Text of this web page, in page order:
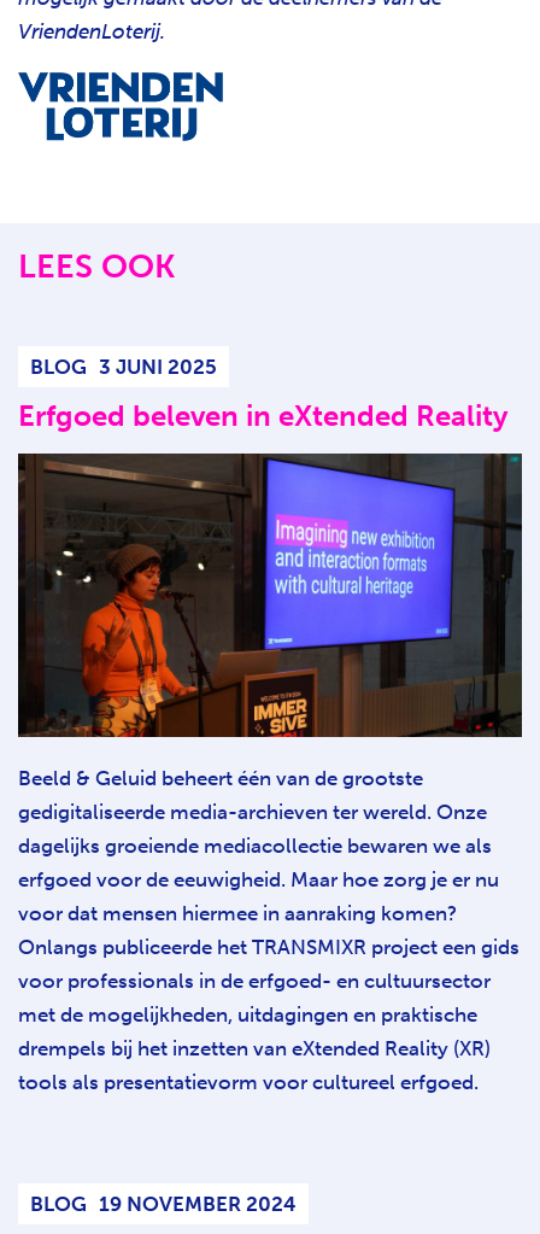
VriendenLoterij.
LEES OOK
BLOG 3 JUNI 2025
Erfgoed beleven in eXtended Reality
Beeld & Geluid beheert één van de grootste
gedigitaliseerde media-archieven ter wereld. Onze
dagelijks groeiende mediacollectie bewaren we als
erfgoed voor de eeuwigheid. Maar hoe zorg je er nu
voor dat mensen hiermee in aanraking komen?
Onlangs publiceerde het TRANSMIXR project een gids
voor professionals in de erfgoed- en cultuursector
met de mogelijkheden, uitdagingen en praktische
drempels bij het inzetten van eXtended Reality (XR)
tools als presentatievorm voor cultureel erfgoed.
BLOG 19 NOVEMBER 2024